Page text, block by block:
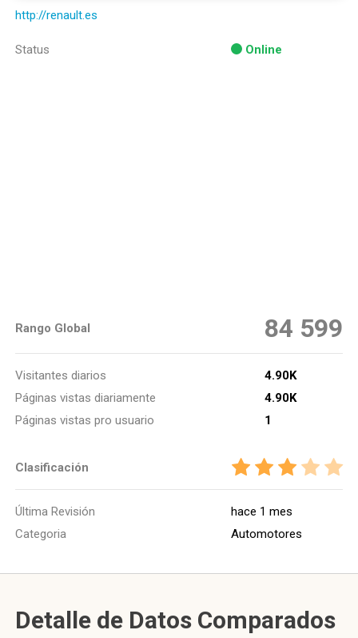
http://renault.es
Status Online
Rango Global 84 599
Visitantes diarios
4.90K
Páginas vistas diariamente
4.90K
Páginas vistas pro usuario
1
Clasificación
Última Revisión
hace 1 mes
Categoria
Automotores
Detalle de Datos Comparados